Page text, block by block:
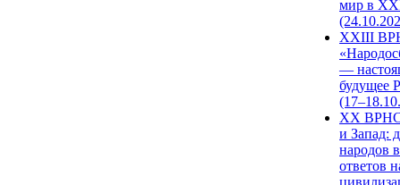
мир в
XXIII
—
будущее
XX ВРНС
и Запад:
народов
ответов